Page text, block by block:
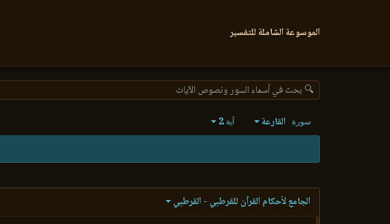
الموسوعة الشاملة للتفسير
🔍 بحث في أسماء السور ونصوص الآيات
سورة القارعة آية 2
الجامع لأحكام القرآن للقرطبي - القرطبي